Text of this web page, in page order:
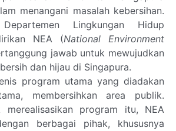
menangani masalah kebersihan.
Lingkungan Hidup
NEA (National Environment
jawab untuk mewujudkan
dan hijau di Singapura.
program utama yang diadakan
membersihkan area publik.
merealisasikan program itu, NEA
berbagai pihak, khususnya